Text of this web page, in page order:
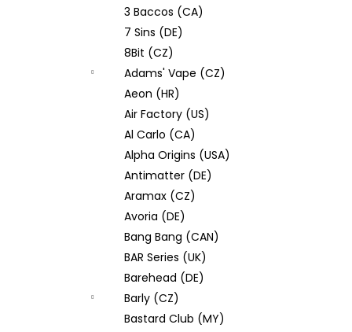
3 Baccos (CA)
7 Sins (DE)
8Bit (CZ)
Adams' Vape (CZ)
Aeon (HR)
Air Factory (US)
Al Carlo (CA)
Alpha Origins (USA)
Antimatter (DE)
Aramax (CZ)
Avoria (DE)
Bang Bang (CAN)
BAR Series (UK)
Barehead (DE)
Barly (CZ)
Bastard Club (MY)